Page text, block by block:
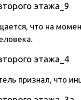
что на
признал, что